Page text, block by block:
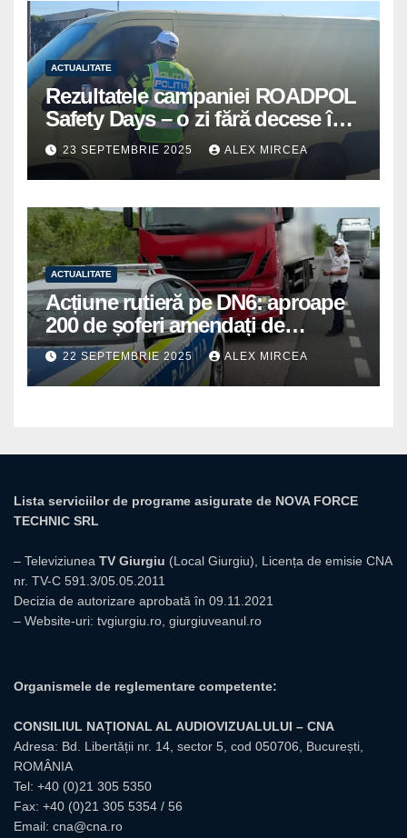
ACTUALITATE
Rezultatele campaniei ROADPOL
Safety Days – o zi fără decese în
trafic
23 SEPTEMBRIE 2025 ALEX MIRCEA
ACTUALITATE
Acțiune rutieră pe DN6: aproape
200 de șoferi amendați de
polițiștii din Mihăilești
22 SEPTEMBRIE 2025 ALEX MIRCEA
Lista serviciilor de programe asigurate de NOVA FORCE
TECHNIC SRL
– Televiziunea TV Giurgiu (Local Giurgiu), Licența de emisie CNA
nr. TV-C 591.3/05.05.2011
Decizia de autorizare aprobată în 09.11.2021
– Website-uri: tvgiurgiu.ro giurgiuveanul.ro
Organismele de reglementare competente:
CONSILIUL NAȚIONAL AL AUDIOVIZUALULUI – CNA
Adresa: Bd. Libertății nr. 14, sector 5, cod 050706, București,
ROMÂNIA
Tel: +40 (0)21 305 5350
Fax: +40 (0)21 305 5354 / 56
Email: cna@cna.ro